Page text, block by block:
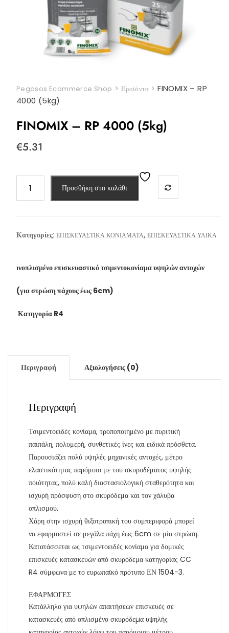
Pegasos Ecommerce Shop > Προϊόντα>FINOMIX – RP
4000 (5kg)
FINOMIX – RP 4000 (5kg)
€5.31
4000
(5kg)
ποσότητα
Προσθήκη στο καλάθι
Κατηγορίες: ΕΠΙΣΚΕΥΑΣΤΙΚΑ ΚΟΝΙΑΜΑΤΑ, ΕΠΙΣΚΕΥΑΣΤΙΚΑ ΥΛΙΚΑ
ινοπλισμένο επισκευαστικό τσιμεντοκονίαμα υψηλών αντοχών
(για στρώση πάχους έως 6cm)
Κατηγορία R4
Περιγραφή Αξιολογήσεις (0)
Περιγραφή
Τσιμεντοειδές κονίαμα, τροποποιημένο με πυριτική
παιπάλη, πολυμερή, συνθετικές ίνες και ειδικά πρόσθετα.
Παρουσιάζει πολύ υψηλές μηχανικές αντοχές, μέτρο
ελαστικότητας παρόμοιο με του σκυροδέματος υψηλής
ποιότητας, πολύ καλή διαστασιολογική σταθερότητα και
ισχυρή πρόσφυση στο σκυρόδεμα και τον χάλυβα
οπλισμού.
Χάρη στην ισχυρή θιξοτροπική του συμπεριφορά μπορεί
να εφαρμοστεί σε μεγάλα πάχη έως 6cm σε μία στρώση.
Κατατάσσεται ως τσιμεντοειδές κονίαμα για δομικές
επισκευές κατασκευών από σκυρόδεμα κατηγορίας CC
R4 σύμφωνα με το ευρωπαϊκό πρότυπο ΕΝ 1504-3.
ΕΦΑΡΜΟΓΕΣ
Κατάλληλο για υψηλών απαιτήσεων επισκευές σε
κατασκευές από οπλισμένο σκυρόδεµα υψηλής